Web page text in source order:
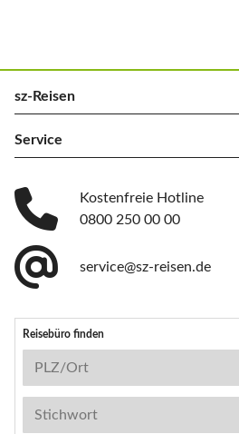
sz-Reisen
Service
Kostenfreie Hotline
0800 250 00 00
service@sz-reisen.de
Reisebüro finden
Reisebüro-Suche
PLZ/Ort